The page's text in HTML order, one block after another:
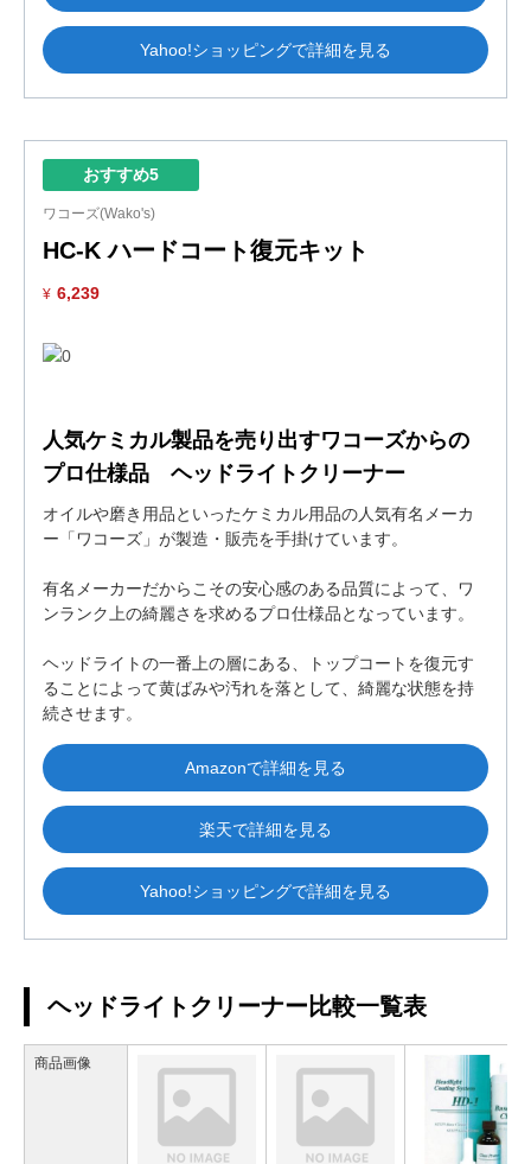
Yahoo!ショッピングで詳細を見る
おすすめ5
ワコーズ(Wako's)
HC-K ハードコート復元キット
¥ 6,239
人気ケミカル製品を売り出すワコーズからの
プロ仕様品 ヘッドライトクリーナー
オイルや磨き用品といったケミカル用品の人気有名メーカ
ー「ワコーズ」が製造・販売を手掛けています。
有名メーカーだからこその安心感のある品質によって、ワ
ンランク上の綺麗さを求めるプロ仕様品となっています。
ヘッドライトの一番上の層にある、トップコートを復元す
ることによって黄ばみや汚れを落として、綺麗な状態を持
続させます。
Amazonで詳細を見る
楽天で詳細を見る
Yahoo!ショッピングで詳細を見る
ヘッドライトクリーナー比較一覧表
商品画像